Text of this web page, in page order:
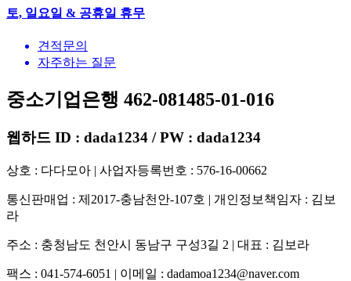
토, 일요일 & 공휴일 휴무
견적문의
자주하는 질문
중소기업은행 462-081485-01-016
웹하드 ID : dada1234 / PW : dada1234
상호 : 다다모아 | 사업자등록번호 : 576-16-00662
통신판매업 : 제2017-충남천안-107호 | 개인정보책임자 : 김보
라
주소 : 충청남도 천안시 동남구 구성3길 2 | 대표 : 김보라
팩스 : 041-574-6051 | 이메일 : dadamoa1234@naver.com